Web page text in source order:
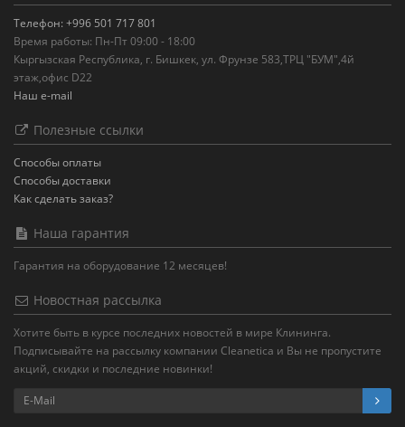
Телефон: +996 501 717 801
Время работы: Пн-Пт 09:00 - 18:00
Кыргызская Республика, г. Бишкек, ул. Фрунзе 583,ТРЦ "БУМ",4й
этаж,офис D22
Наш e-mail
Полезные ссылки
Способы оплаты
Способы доставки
Как сделать заказ?
Наша гарантия
Гарантия на оборудование 12 месяцев!
Новостная рассылка
Хотите быть в курсе последних новостей в мире Клининга.
Подписывайте на рассылку компании Cleanetica и Вы не пропустите
акций, скидки и последние новинки!